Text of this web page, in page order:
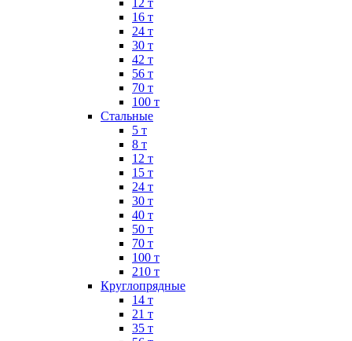
12 т
16 т
24 т
30 т
42 т
56 т
70 т
100 т
Стальные
5 т
8 т
12 т
15 т
24 т
30 т
40 т
50 т
70 т
100 т
210 т
Круглопрядные
14 т
21 т
35 т